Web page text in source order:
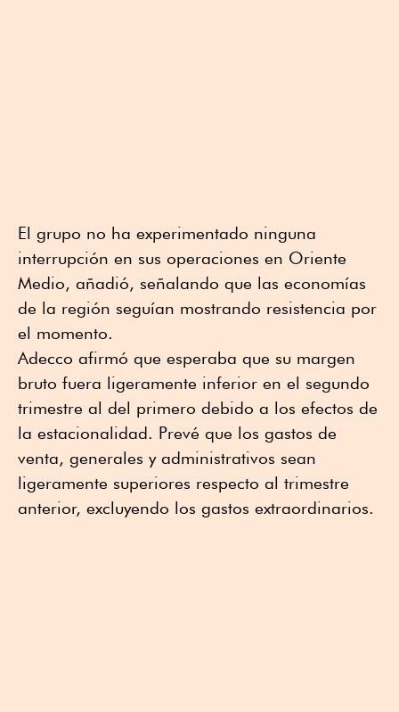
El grupo no ha experimentado ninguna
interrupción en sus operaciones en Oriente
Medio, añadió, señalando que las economías
de la región seguían mostrando resistencia por
el momento.
Adecco afirmó que esperaba que su margen
bruto fuera ligeramente inferior en el segundo
trimestre al del primero debido a los efectos de
la estacionalidad. Prevé ⁠que los gastos de
venta, generales y administrativos sean
ligeramente superiores respecto al trimestre
anterior, excluyendo los gastos extraordinarios.